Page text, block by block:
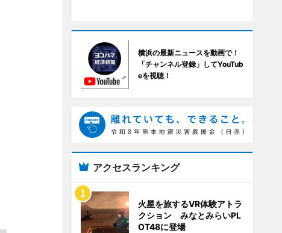
横浜の最新ニュースを動画で！
「チャンネル登録」してYouTub
eを視聴！
アクセスランキング
火星を旅するVR体験アトラ
クション みなとみらいPL
OT48に登場